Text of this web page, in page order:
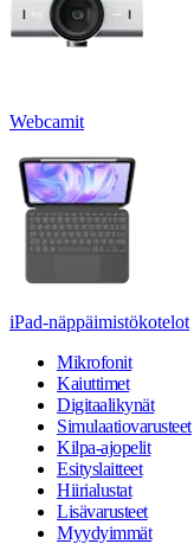
Webcamit
iPad-näppäimistökotelot
Mikrofonit
Kaiuttimet
Digitaalikynät
Simulaatiovarusteet
Kilpa-ajopelit
Esityslaitteet
Hiirialustat
Lisävarusteet
Myydyimmät